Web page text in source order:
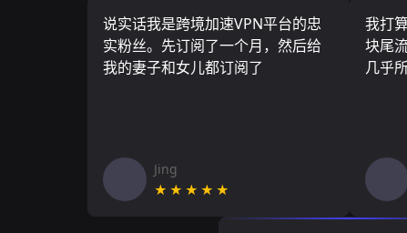
说实话我是跨境加速VPN平台的忠
实粉丝。先订阅了一个月，然后给
我的妻子和女儿都订阅了
Jing
★★★★★
我打
块尾
几乎